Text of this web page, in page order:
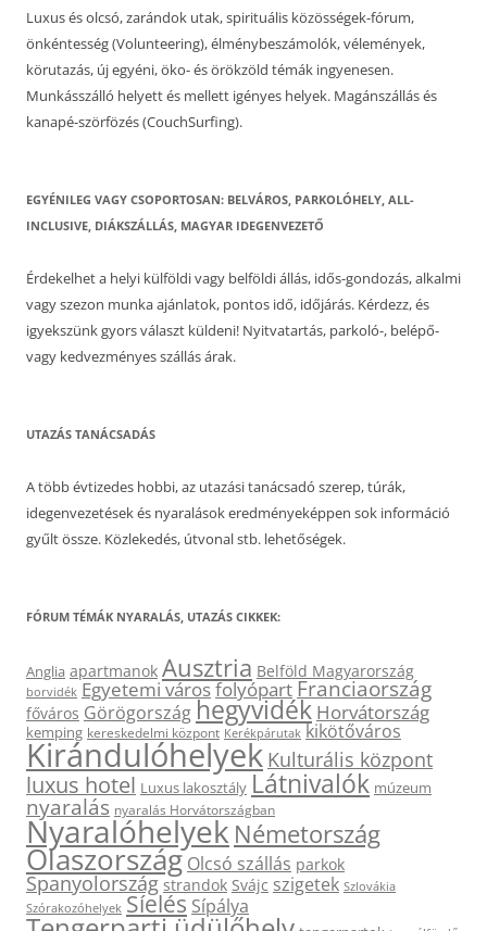
Luxus és olcsó, zarándok utak, spirituális közösségek-fórum,
önkéntesség (Volunteering), élménybeszámolók, vélemények,
körutazás, új egyéni, öko- és örökzöld témák ingyenesen.
Munkásszálló helyett és mellett igényes helyek. Magánszállás és
kanapé-szörfözés (CouchSurfing).
EGYÉNILEG VAGY CSOPORTOSAN: BELVÁROS, PARKOLÓHELY, ALL-
INCLUSIVE, DIÁKSZÁLLÁS, MAGYAR IDEGENVEZETŐ
Érdekelhet a helyi külföldi vagy belföldi állás, idős-gondozás, alkalmi
vagy szezon munka ajánlatok, pontos idő, időjárás. Kérdezz, és
igyekszünk gyors választ küldeni! Nyitvatartás, parkoló-, belépő-
vagy kedvezményes szállás árak.
UTAZÁS TANÁCSADÁS
A több évtizedes hobbi, az utazási tanácsadó szerep, túrák,
idegenvezetések és nyaralások eredményeképpen sok információ
gyűlt össze. Közlekedés, útvonal stb. lehetőségek.
FÓRUM TÉMÁK NYARALÁS, UTAZÁS CIKKEK:
Anglia apartmanok Ausztria Belföld Magyarország
borvidék Egyetemi városfolyópartFranciaország
főváros Görögországhegyvidék Horvátország
kemping kereskedelmi központ Kerékpárutak kikötőváros
Kirándulóhelyek Kulturális központ
luxus hotel Luxus lakosztály Látnivalók múzeum
nyaralás nyaralás Horvátországban
Nyaralóhelyek Németország
Olaszország Olcsó szállás parkok
Spanyolország strandok Svájc szigetek Szlovákia
Szórakozóhelyek Síelés Sípálya